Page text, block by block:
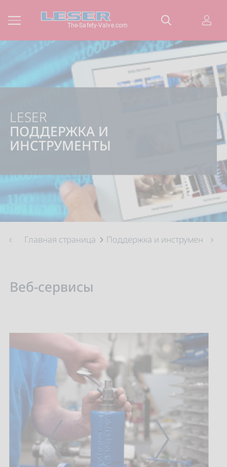
The-Safety-Valve.com
LESER
ПОДДЕРЖКА И
ИНСТРУМЕНТЫ
Главная страница Поддержка и инструменты
Веб-сервисы
PREVIOUS NEXT